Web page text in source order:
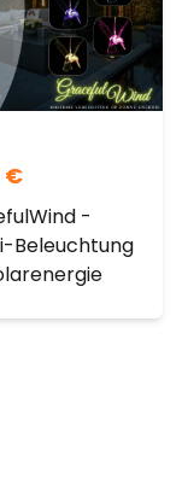
€
-
Beleuchtung